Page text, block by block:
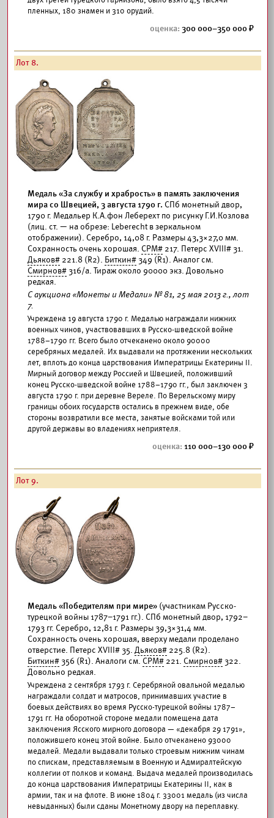
пленных, 180 знамен и 310 орудий.
300 000–350 000
Лот 8.
Медаль «За службу и храбрость» в память заключения
мира со Швецией, 3 августа 1790 г. СПб монетный двор,
1790 г. Медальер К.А.фон Леберехт по рисунку Г.И.Козлова
(лиц. ст. — на обрезе: Leberecht в зеркальном
отображении). Серебро, 14,08 г. Размеры 43,3×27,0 мм.
Сохранность очень хорошая. СРМ# 217. Петерс XVIII# 31.
Дьяков# 221.8 (R2). Биткин#349 (R1). Аналог см.
Смирнов#316/а. Тираж около 90000 экз. Довольно
редкая.
С аукциона «Монеты и Медали» № 81, 25 мая 2013 г., лот
7.
Учреждена 19 августа 1790 г. Медалью награждали нижних
военных чинов, участвовавших в Русско-шведской войне
1788–1790 гг. Всего было отчеканено около 90000
серебряных медалей. Их выдавали на протяжении нескольких
лет, вплоть до конца царствования Императрицы Екатерины II.
Мирный договор между Россией и Швецией, положивший
конец Русско-шведской войне 1788–1790 гг., был заключен 3
августа 1790 г. при деревне Вереле. По Верельскому миру
границы обоих государств остались в прежнем виде, обе
стороны возвратили все места, занятые войсками той или
другой державы во владениях неприятеля.
110 000–130 000
Лот 9.
Медаль «Победителям при мире» (участникам Русско-
турецкой войны 1787–1791 гг.). СПб монетный двор, 1792–
1793 гг. Серебро, 12,81 г. Размеры 39,3×31,4 мм.
Сохранность очень хорошая, вверху медали проделано
отверстие. Петерс XVIII# 35. Дьяков# 225.8 (R2).
Биткин#356 (R1). Аналоги см. СРМ# 221. Смирнов#322.
Довольно редкая.
Учреждена 2 сентября 1793 г. Серебряной овальной медалью
награждали солдат и матросов, принимавших участие в
боевых действиях во время Русско-турецкой войны 1787–
1791 гг. На оборотной стороне медали помещена дата
заключения Ясского мирного договора — «декабря 29 1791»,
положившего конец этой войне. Было отчеканено 93000
медалей. Медали выдавали только строевым нижним чинам
по спискам, представляемым в Военную и Адмиралтейскую
коллегии от полков и команд. Выдача медалей производилась
до конца царствования Императрицы Екатерины II, как в
армии, так и на флоте. В июне 1804 г. 33001 медаль (из числа
невыданных) были сданы Монетному двору на переплавку.